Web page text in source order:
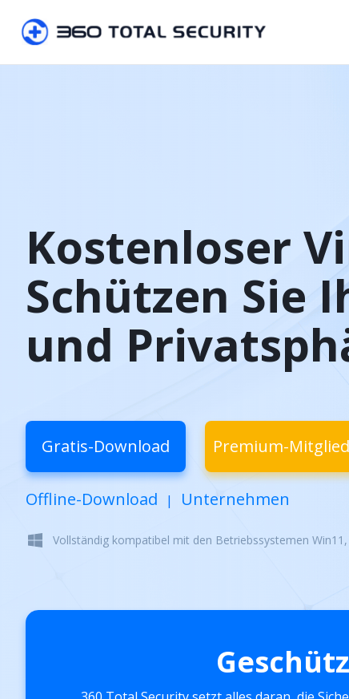
Kostenloser
Schützen Sie
und
Gratis-Download Premium-
Offline-Download | Unternehmen
Vollständig kompatibel mit den Betriebssystemen